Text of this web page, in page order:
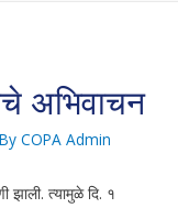
अभिवाचन
COPA Admin
झाली. त्यामुळे दि. १